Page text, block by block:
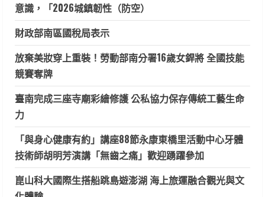
意識，「2026城鎮韌性（防空）
財政部南區國稅局表示
放棄美妝穿上重裝！勞動部南分署16歲女銲將 全國技能
競賽奪牌
臺南完成三座寺廟彩繪修護 公私協力保存傳統工藝生命
力
「與身心健康有約」講座88節永康東橋里活動中心牙體
技術師胡明芳演講「無齒之痛」歡迎踴躍參加
崑山科大國際生搭船跳島遊澎湖 海上旅運融合觀光與文